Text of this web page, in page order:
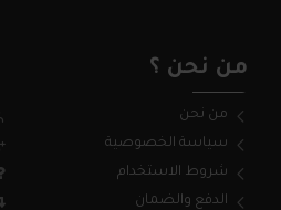
من نحن ؟
من نحن
سياسة الخصوصية
شروط الاستخدام
الدفع والضمان